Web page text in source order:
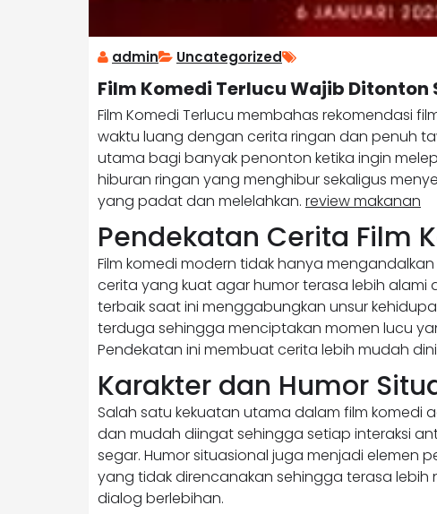
admin Uncategorized
Film Komedi Terlucu Wajib Ditonton
Film Komedi Terlucu membahas rekomendasi
waktu luang dengan cerita ringan dan penuh
utama bagi banyak penonton ketika ingin
hiburan ringan yang menghibur sekaligus
yang padat dan melelahkan. review makanan
Pendekatan Cerita Film
Film komedi modern tidak hanya
cerita yang kuat agar humor terasa lebih alami
terbaik saat ini menggabungkan unsur
terduga sehingga menciptakan momen lucu
Pendekatan ini membuat cerita lebih mudah
Karakter dan Humor
Salah satu kekuatan utama dalam film komedi
dan mudah diingat sehingga setiap interaksi
segar. Humor situasional juga menjadi elemen
yang tidak direncanakan sehingga terasa
dialog berlebihan.